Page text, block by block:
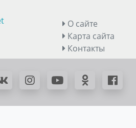
О сайте
Карта сайта
Контакты